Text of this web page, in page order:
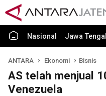
Nasional Jawa
ANTARA Ekonomi Bisnis
AS telah menjual
Venezuela